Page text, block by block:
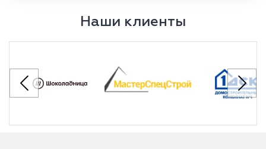
Наши клиенты